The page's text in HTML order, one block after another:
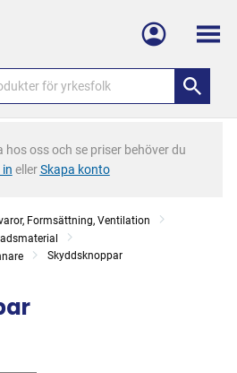
Meny
oss och se priser behöver du
ellerSkapa konto
Formsättning, Ventilation
Skyddsknoppar